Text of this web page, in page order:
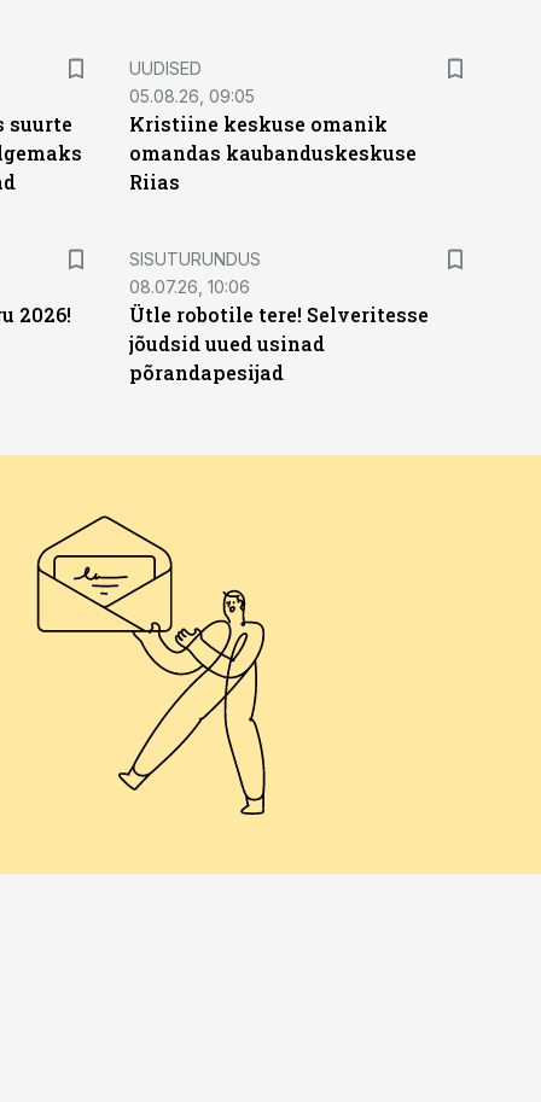
suurte
UUDISED
05.08.26, 09:05
Kristiine keskuse omanik
omandas kaubanduskeskuse
Riias
2026!
ST
SISUTURUNDUS
08.07.26, 10:06
Ütle robotile tere! Selveritesse
jõudsid uued usinad
põrandapesijad